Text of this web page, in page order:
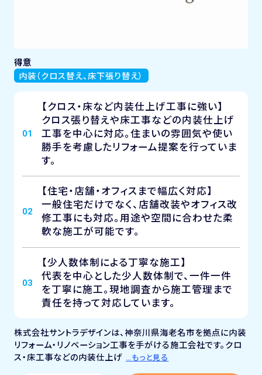
得意
内装（クロス替え、床下張り替え）
01
【クロス・床など内装仕上げ工事に強い】
クロス張り替えや床工事などの内装仕上げ
工事を中心に対応。住まいの雰囲気や使い
勝手を考慮したリフォーム提案を行っていま
す。
02
【住宅・店舗・オフィスまで幅広く対応】
一般住宅だけでなく、店舗改装やオフィス改
修工事にも対応。用途や空間に合わせた柔
軟な施工が可能です。
03
【少人数体制による丁寧な施工】
代表を中心とした少人数体制で、一件一件
を丁寧に施工。現地調査から施工管理まで
責任を持って対応しています。
株式会社サントラデザインは、神奈川県海老名市を拠点に内装
リフォーム・リノベーション工事を手がける施工会社です。クロ
ス・床工事などの内装仕上げ …もっと見る